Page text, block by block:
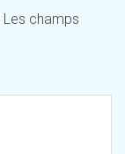
Les champs